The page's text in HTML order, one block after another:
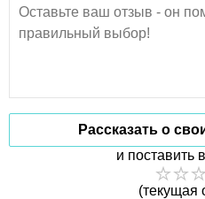
Рассказать о
и поставить
(текущая